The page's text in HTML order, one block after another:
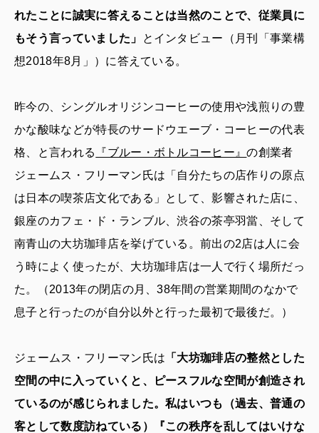
れたことに誠実に答えることは当然のことで、従業員に
もそう言っていました」
とインタビュー（月刊「事業構
想2018年8月」）に答えている。
昨今の、シングルオリジンコーヒーの使用や浅煎りの豊
かな酸味などが特長のサードウエーブ・コーヒーの代表
格、と言われる
『ブルー・ボトルコーヒー』の創業者
ジェームス・フリーマン氏は「自分たちの店作りの原点
は日本の喫茶店文化である」として、影響された店に、
銀座のカフェ・ド・ランブル、渋谷の茶亭羽當、そして
南青山の大坊珈琲店を挙げている。前出の2店は人に会
う時によく使ったが、大坊珈琲店は一人で行く場所だっ
た。（2013年の閉店の月、38年間の営業期間のなかで
息子と行ったのが自分以外と行った最初で最後だ。）
ジェームス・フリーマン氏は 「大坊珈琲店の整然とした
空間の中に入っていくと、ピースフルな空間が創造され
ているのが感じられました。私はいつも（過去、普通の
客として数度訪ねている）『この秩序を乱してはいけな